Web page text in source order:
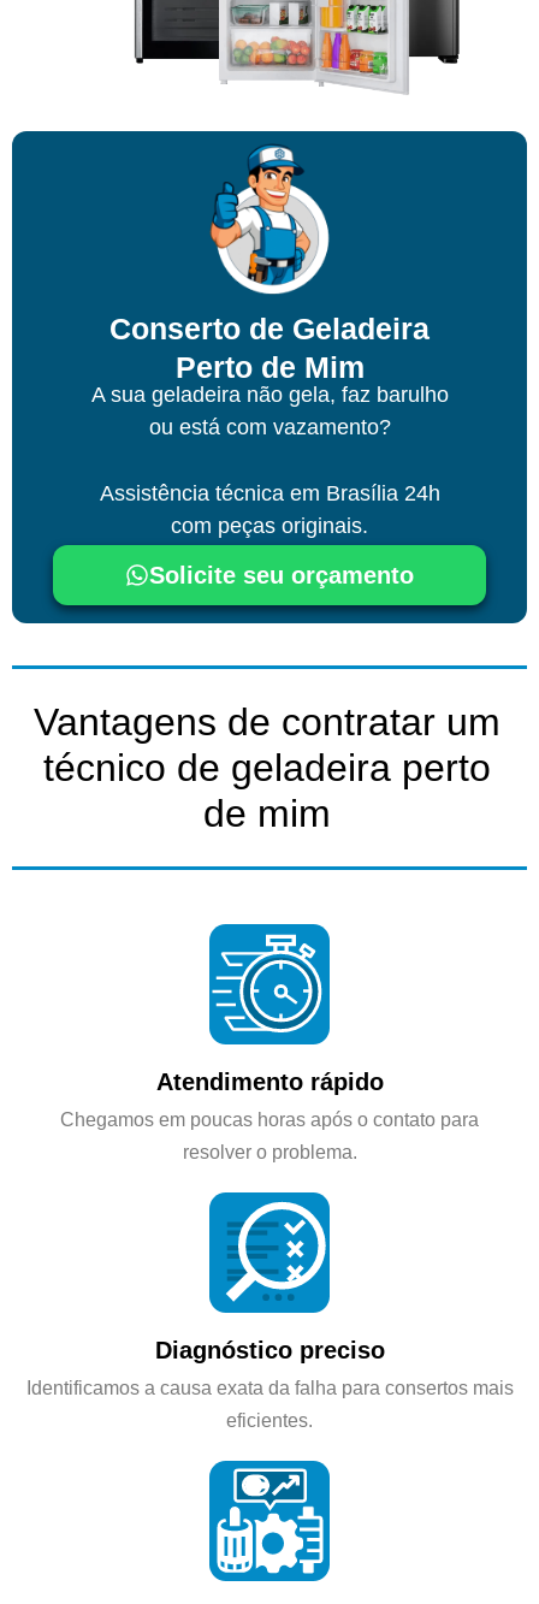
Conserto de Geladeira
Perto de Mim
A sua geladeira não gela, faz barulho
ou está com vazamento?
Assistência técnica em Brasília24h
com peças originais.
Solicite seu orçamento
Vantagens de contratar um
técnico de geladeira perto
de mim
Atendimento rápido
Chegamos em poucas horas após o contato para
resolver o problema.
Diagnóstico preciso
Identificamos a causa exata da falha para consertos mais
eficientes.